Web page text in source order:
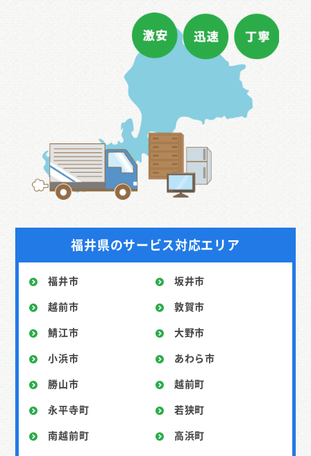
福井県のサービス対応エリア
福井市
坂井市
越前市
敦賀市
鯖江市
大野市
小浜市
あわら市
勝山市
越前町
永平寺町
若狭町
南越前町
高浜町